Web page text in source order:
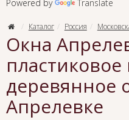
Powered by Translate
Каталог Россия
Окна
пластиковое
деревянное
Апрелевке